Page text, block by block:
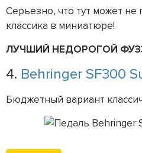
Серьезно, что тут может не
классика в миниатюре!
ЛУЧШИЙ НЕДОРОГОЙ
4. Behringer SF300
Бюджетный вариант